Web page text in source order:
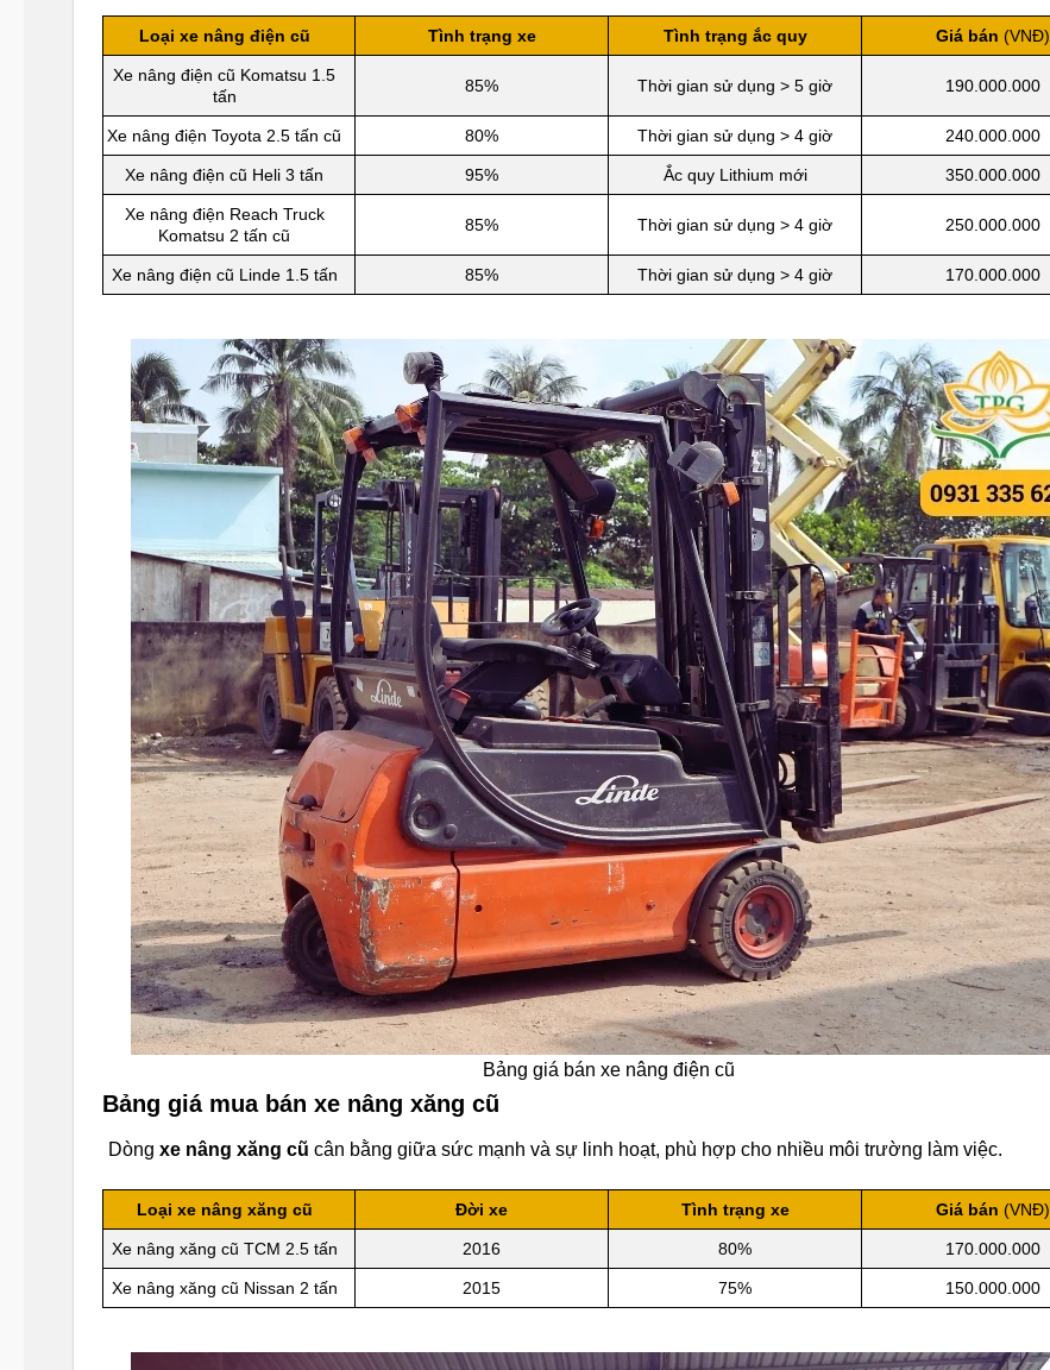
Loại xe nâng điện cũ Tình trạng xe Tình trạng ắc quy Giá bán (VNĐ)
Xe nâng điện cũ Komatsu 1.5
tấn
85% Thời gian sử dụng > 5 giờ 190.000.000
Xe nâng điện Toyota 2.5 tấn cũ 80% Thời gian sử dụng > 4 giờ 240.000.000
Xe nâng điện cũ Heli 3 tấn 95% Ắc quy Lithium mới 350.000.000
Xe nâng điện Reach Truck
Komatsu 2 tấn cũ
85% Thời gian sử dụng > 4 giờ 250.000.000
Xe nâng điện cũ Linde 1.5 tấn 85% Thời gian sử dụng > 4 giờ 170.000.000
Bảng giá bán xe nâng điện cũ
Bảng giá mua bán xe nâng xăng cũ
Dòng xe nâng xăng cũ cân bằng giữa sức mạnh và sự linh hoạt, phù hợp cho nhiều môi trường làm việc.
Loại xe nâng xăng cũ Đời xe Tình trạng xe Giá bán (VNĐ)
Xe nâng xăng cũ TCM 2.5 tấn 2016 80% 170.000.000
Xe nâng xăng cũ Nissan 2 tấn 2015 75% 150.000.000